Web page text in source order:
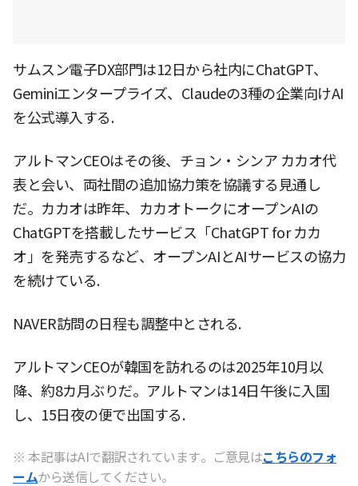
サムスン電子DX部門は12日から社内にChatGPT、
Geminiエンタープライズ、Claudeの3種の企業向けAI
を公式導入する.
アルトマンCEOはその後、チョン・シンア カカオ代
表と会い、両社間の追加協力策を協議する見通し
だ。カカオは昨年、カカオトークにオープンAIの
ChatGPTを搭載したサービス「ChatGPT for カカ
オ」を発売するなど、オープンAIとAIサービスの協力
を続けている.
NAVER訪問の日程も調整中とされる.
アルトマンCEOが韓国を訪れるのは2025年10月以
降、約8カ月ぶりだ。アルトマンは14日午後に入国
し、15日夜の便で出国する.
※ 本記事はAIで翻訳されています。ご意見はこちらのフォ
ームから送信してください。